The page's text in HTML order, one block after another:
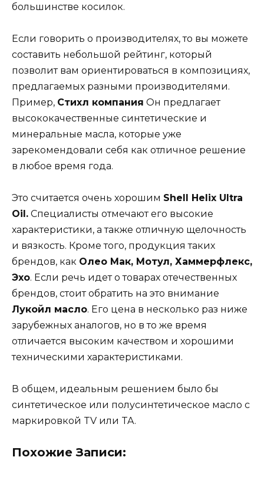
большинстве косилок.
Если говорить о производителях, то вы можете
составить небольшой рейтинг, который
позволит вам ориентироваться в композициях,
предлагаемых разными производителями.
Пример, Стихл компания Он предлагает
высококачественные синтетические и
минеральные масла, которые уже
зарекомендовали себя как отличное решение
в любое время года.
Это считается очень хорошим Shell Helix Ultra
Oil. Специалисты отмечают его высокие
характеристики, а также отличную щелочность
и вязкость. Кроме того, продукция таких
брендов, как Олео Мак, Мотул, Хаммерфлекс,
Эхо. Если речь идет о товарах отечественных
брендов, стоит обратить на это внимание
Лукойл масло. Его цена в несколько раз ниже
зарубежных аналогов, но в то же время
отличается высоким качеством и хорошими
техническими характеристиками.
В общем, идеальным решением было бы
синтетическое или полусинтетическое масло с
маркировкой TV или TA.
Похожие Записи: